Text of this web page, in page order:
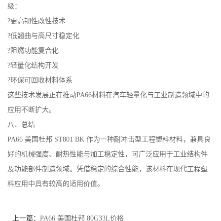
级：
?更高韧性改性技术
?低翘曲与高尺寸稳定化
?阻燃功能复合化
?轻量化结构开发
?环保可回收材料体系
这些技术发展正在推动PA66材料在汽车轻量化与工业制造领域中的
应用不断扩大。
八、总结
PA66 美国杜邦 ST801 BK 作为一种耐冲击型工程塑料材料，兼具良
好的机械强度、耐热性能与加工稳定性，可广泛应用于工业结构件
及功能部件制造领域。凭借稳定的综合性能，该材料在现代工程塑
料应用中具有较高的适用价值。
上一篇： PA66 美国杜邦 80G33L价格